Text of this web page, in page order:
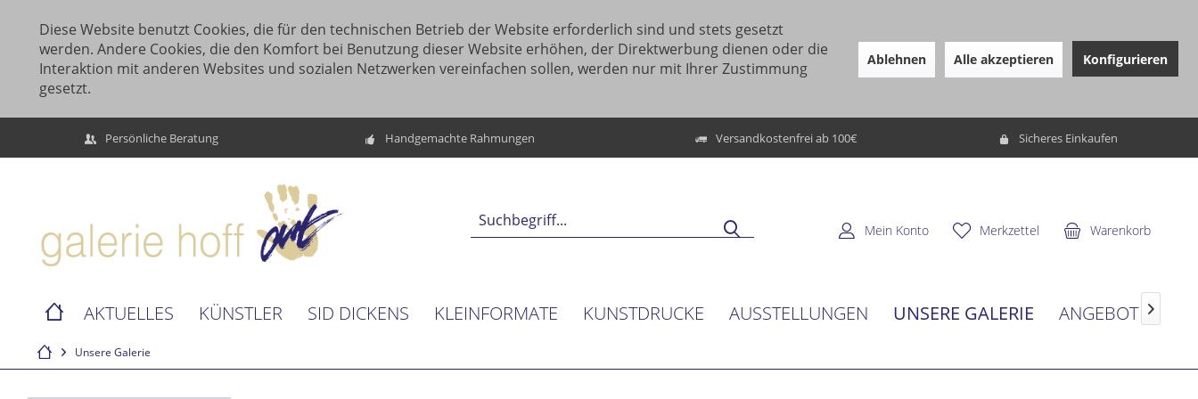
Diese Website benutzt Cookies, die für den technischen Betrieb der Website erforderlich sind und stets gesetzt
werden. Andere Cookies, die den Komfort bei Benutzung dieser Website erhöhen, der Direktwerbung dienen oder die
Interaktion mit anderen Websites und sozialen Netzwerken vereinfachen sollen, werden nur mit Ihrer Zustimmung
gesetzt.
Ablehnen Alle akzeptieren Konfigurieren
Persönliche Beratung Handgemachte Rahmungen Versandkostenfrei ab 100€ Sicheres Einkaufen
Warenkorb
Merkzettel
Mein Konto
AKTUELLES KÜNSTLER SID DICKENS KLEINFORMATE KUNSTDRUCKE AUSSTELLUNGEN UNSERE GALERIE ANGEBOT 
Unsere Galerie